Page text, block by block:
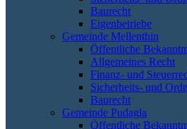
Baurecht
Eigenbetriebe
Gemeinde Mellenthin
Öffentliche
Allgemeines Recht
Finanz- und
Sicherheits- und
Baurecht
Gemeinde Pudagla
Öffentliche